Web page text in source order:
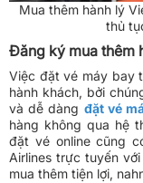
Mua thêm hành lý
thủ
Đăng ký mua thêm
Việc đặt vé máy bay
hành khách, bởi
và dễ dàng đặt vé
hàng không qua hệ
đặt vé online cũng
Airlines trực tuyến
mua thêm tiện lợi,